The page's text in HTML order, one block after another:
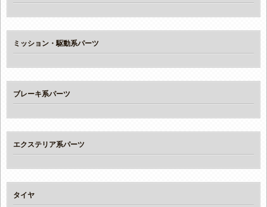
ミッション・駆動系パーツ
ブレーキ系パーツ
エクステリア系パーツ
タイヤ